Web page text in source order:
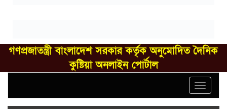
গণপ্রজাতন্ত্রী বাংলাদেশ সরকার কর্তৃক অনুমোদিত দৈনিক
কুষ্টিয়া অনলাইন পোর্টাল
Toggle